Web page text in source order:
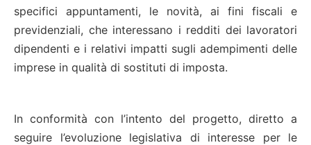
specifici appuntamenti, le novità, ai fini fiscali e
previdenziali, che interessano i redditi dei lavoratori
dipendenti e i relativi impatti sugli adempimenti delle
imprese in qualità di sostituti di imposta.
In conformità con l’intento del progetto, diretto a
seguire l’evoluzione legislativa di interesse per le